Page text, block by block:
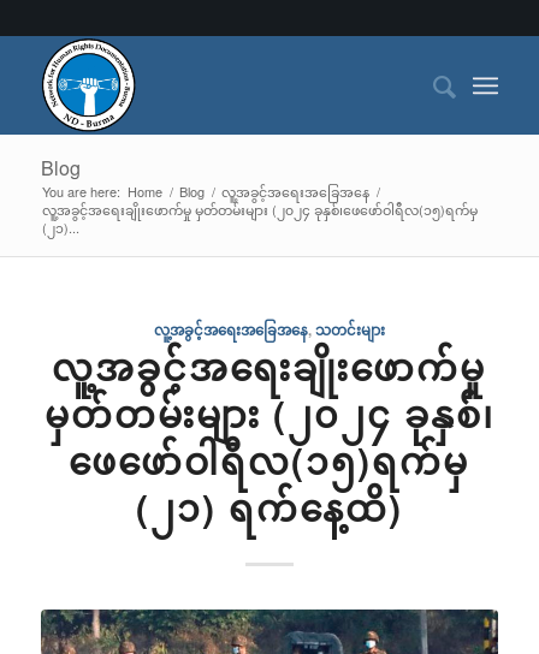
Blog
You are here: Home / Blog / လူ့အခွင့်အရေးအခြေအနေ /
လူ့အခွင့်အရေးချိုးဖောက်မှု မှတ်တမ်းများ (၂၀၂၄ ခုနှစ်၊ဖေဖော်ဝါရီလ(၁၅)ရက်မှ
(၂၁)...
လူ့အခွင့်အရေးအခြေအနေ,သတင်းများ
လူ့အခွင့်အရေးချိုးဖောက်မှု
မှတ်တမ်းများ (၂၀၂၄ ခုနှစ်၊
ဖေဖော်ဝါရီလ(၁၅)ရက်မှ
(၂၁) ရက်နေ့ထိ)